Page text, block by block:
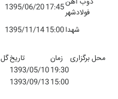
1395/06/2017:45فولادشهر
1395/11/1415:00شهدا
تاریخ زمان
محل برگزاری
1393/05/1019:30
1393/09/1315:00